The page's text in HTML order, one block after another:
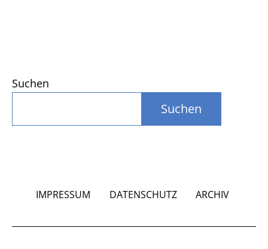
Suchen
Suchen
IMPRESSUM DATENSCHUTZ ARCHIV